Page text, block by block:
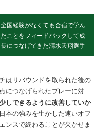
全国経験がなくても合宿で学ん
だことをフィードバックして成
長につなげてきた清水天翔選手
はリバウンドを取られた後の
につなげられたプレーに対
しできるように改善していか
本の強みを生かした速いオフ
ンスで終わることが欠かせま